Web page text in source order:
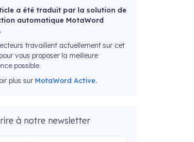
a été traduit par la solution de
automatique MotaWord
travaillent actuellement sur cet
vous proposer la meilleure
possible.
plus sur MotaWord Active.
à notre newsletter